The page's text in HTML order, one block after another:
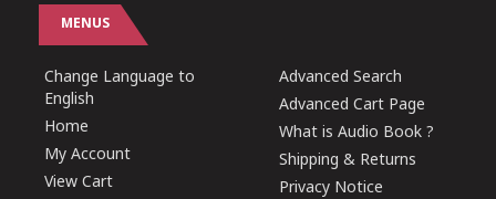
MENUS
Change Language to
English
Home
My Account
View Cart
Advanced Search
Advanced Cart Page
What is Audio Book ?
Shipping & Returns
Privacy Notice